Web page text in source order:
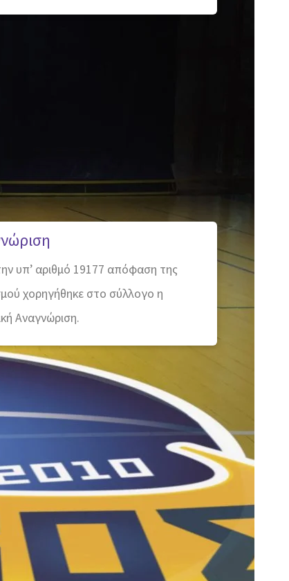
υπ’ αριθμό 19177 απόφαση της
χορηγήθηκε στο σύλλογο η
Αναγνώριση.